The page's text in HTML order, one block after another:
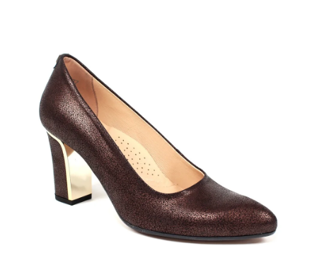
hviezdičiek.